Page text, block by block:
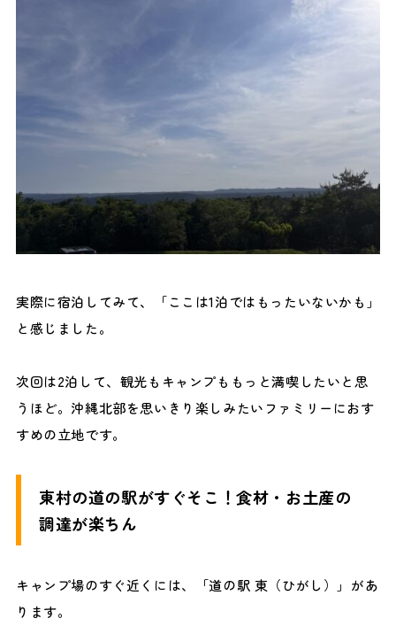
実際に宿泊してみて、「ここは1泊ではもったいないかも」
と感じました。
次回は2泊して、観光もキャンプももっと満喫したいと思
うほど。沖縄北部を思いきり楽しみたいファミリーにおす
すめの立地です。
東村の道の駅がすぐそこ！食材・お土産の
調達が楽ちん
キャンプ場のすぐ近くには、「道の駅 東（ひがし）」があ
ります。